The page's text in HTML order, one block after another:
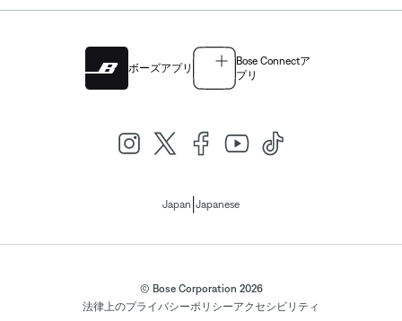
ボーズアプリ
Bose Connectア
プリ
Japan Japanese
© Bose Corporation 2026
法律上のプライバシーポリシーアクセシビリティ